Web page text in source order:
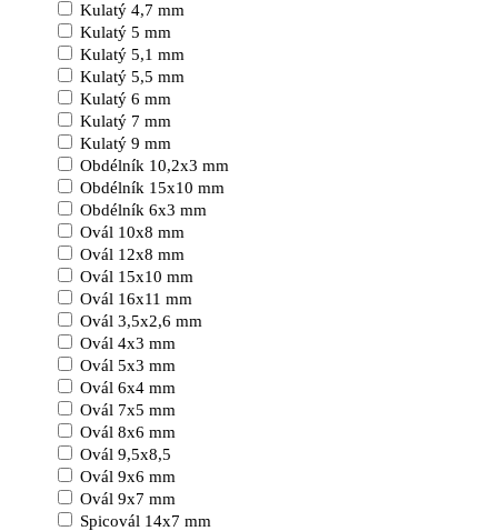
Kulatý 4,7 mm
Kulatý 5 mm
Kulatý 5,1 mm
Kulatý 5,5 mm
Kulatý 6 mm
Kulatý 7 mm
Kulatý 9 mm
Obdélník 10,2x3 mm
Obdélník 15x10 mm
Obdélník 6x3 mm
Ovál 10x8 mm
Ovál 12x8 mm
Ovál 15x10 mm
Ovál 16x11 mm
Ovál 3,5x2,6 mm
Ovál 4x3 mm
Ovál 5x3 mm
Ovál 6x4 mm
Ovál 7x5 mm
Ovál 8x6 mm
Ovál 9,5x8,5
Ovál 9x6 mm
Ovál 9x7 mm
Spicovál 14x7 mm